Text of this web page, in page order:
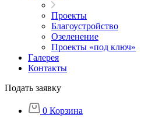
Проекты
Благоустройство
Озеленение
Проекты «под ключ»
Галерея
Контакты
Подать заявку
0 Корзина